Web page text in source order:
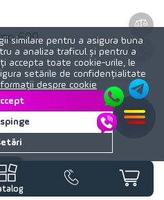
600
x 678 mm
similare pentru a asigura buna
a analiza traficul și pentru a
accepta toate cookie-urile, le
setările de confidențialitate
despre cookie